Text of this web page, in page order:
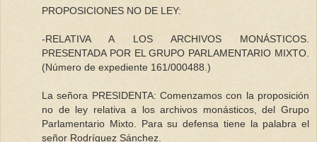
PROPOSICIONES NO DE LEY:
-RELATIVA A LOS ARCHIVOS MONÁSTICOS.
PRESENTADA POR EL GRUPO PARLAMENTARIO MIXTO.
(Número de expediente 161/000488.)
La señora PRESIDENTA: Comenzamos con la proposición
no de ley relativa a los archivos monásticos, del Grupo
Parlamentario Mixto. Para su defensa tiene la palabra el
señor Rodríguez Sánchez.